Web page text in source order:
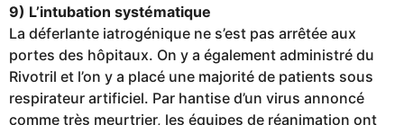
9) L’intubation systématique
La déferlante iatrogénique ne s’est pas arrêtée aux
portes des hôpitaux. On y a également administré du
Rivotril et l’on y a placé une majorité de patients sous
respirateur artificiel. Par hantise d’un virus annoncé
comme très meurtrier, les équipes de réanimation ont